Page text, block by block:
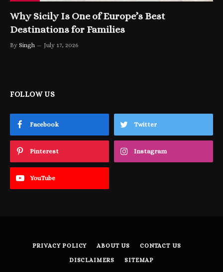
Why Sicily Is One of Europe’s Best
Destinations for Families
By Singh July 17, 2026
FOLLOW US
Facebook Twitter
Pinterest Instagram
YouTube
PRIVACY POLICY ABOUT US CONTACT US
DISCLAIMERS SITEMAP